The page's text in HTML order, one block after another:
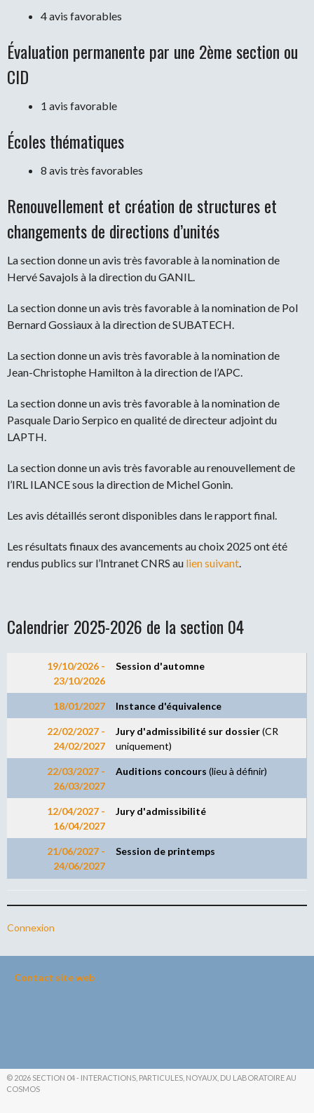
4 avis favorables
Évaluation permanente par une 2ème section ou
CID
1 avis favorable
Écoles thématiques
8 avis très favorables
Renouvellement et création de structures et
changements de directions d’unités
La section donne un avis très favorable à la nomination de
Hervé Savajols à la direction du GANIL.
La section donne un avis très favorable à la nomination de Pol
Bernard Gossiaux à la direction de SUBATECH.
La section donne un avis très favorable à la nomination de
Jean-Christophe Hamilton à la direction de l’APC.
La section donne un avis très favorable à la nomination de
Pasquale Dario Serpico en qualité de directeur adjoint du
LAPTH.
La section donne un avis très favorable au renouvellement de
l’IRL ILANCE sous la direction de Michel Gonin.
Les avis détaillés seront disponibles dans le rapport final.
Les résultats finaux des avancements au choix 2025 ont été
rendus publics sur l’Intranet CNRS au lien suivant.
Calendrier 2025-2026 de la section 04
19/10/2026 -
23/10/2026
Session d'automne
18/01/2027 Instance d'équivalence
22/02/2027 -
24/02/2027
Jury d'admissibilité sur dossier(CR
uniquement)
22/03/2027 -
26/03/2027
Auditions concours (lieu à définir)
12/04/2027 -
16/04/2027
Jury d'admissibilité
21/06/2027 -
24/06/2027
Session de printemps
Connexion
Contact site web
© 2026 SECTION 04 - INTERACTIONS, PARTICULES, NOYAUX, DU LABORATOIRE AU
COSMOS